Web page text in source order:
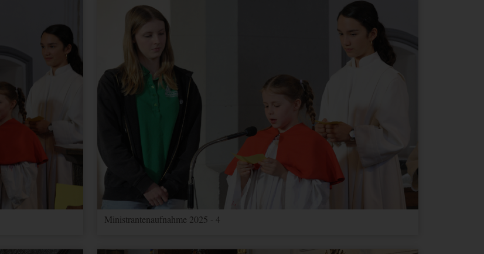
Ministrantenaufnahme 2025 - 4